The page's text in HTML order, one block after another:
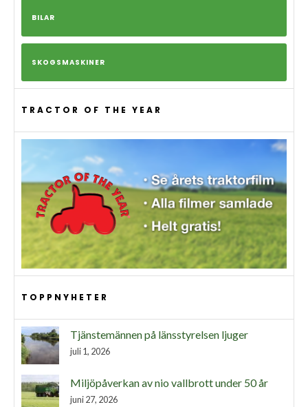
BILAR
SKOGSMASKINER
TRACTOR OF THE YEAR
TOPPNYHETER
Tjänstemännen på länsstyrelsen ljuger
juli 1, 2026
Miljöpåverkan av nio vallbrott under 50 år
juni 27, 2026